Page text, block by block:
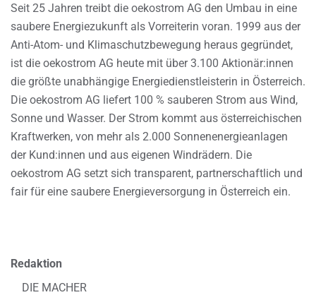
Seit 25 Jahren treibt die oekostrom AG den Umbau in eine
saubere Energiezukunft als Vorreiterin voran. 1999 aus der
Anti-Atom- und Klimaschutzbewegung heraus gegründet,
ist die oekostrom AG heute mit über 3.100 Aktionär:innen
die größte unabhängige Energiedienstleisterin in Österreich.
Die oekostrom AG liefert 100 % sauberen Strom aus Wind,
Sonne und Wasser. Der Strom kommt aus österreichischen
Kraftwerken, von mehr als 2.000 Sonnenenergieanlagen
der Kund:innen und aus eigenen Windrädern. Die
oekostrom AG setzt sich transparent, partnerschaftlich und
fair für eine saubere Energieversorgung in Österreich ein.
Redaktion
DIE MACHER